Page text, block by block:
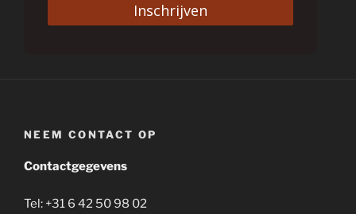
Inschrijven
NEEM CONTACT OP
Contactgegevens
Tel: +31 6 42 50 98 02